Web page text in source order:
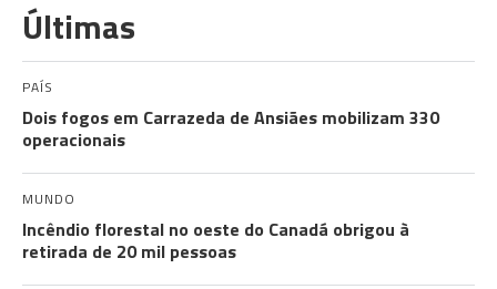
Últimas
PAÍS
Dois fogos em Carrazeda de Ansiães mobilizam 330
operacionais
MUNDO
Incêndio florestal no oeste do Canadá obrigou à
retirada de 20 mil pessoas